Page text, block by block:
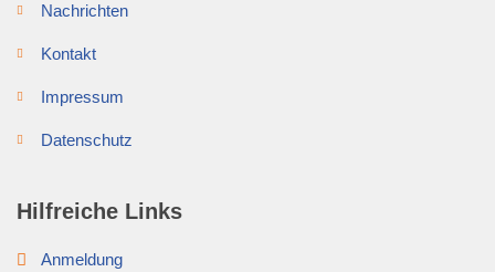
Nachrichten
Kontakt
Impressum
Datenschutz
Hilfreiche Links
Anmeldung